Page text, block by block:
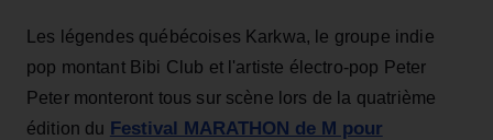
Les légendes québécoises Karkwa, le groupe indie
pop montant Bibi Club et l'artiste électro-pop Peter
Peter monteront tous sur scène lors de la quatrième
édition du Festival MARATHON de M pour